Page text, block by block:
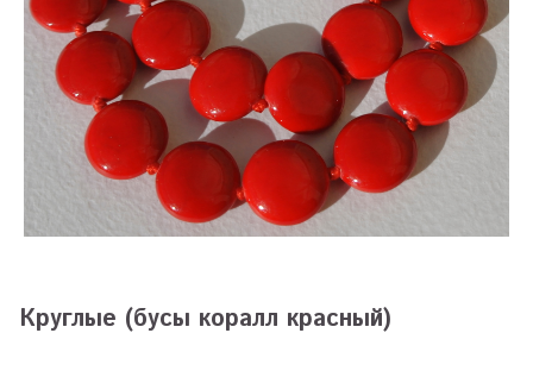
Круглые (бусы коралл красный)